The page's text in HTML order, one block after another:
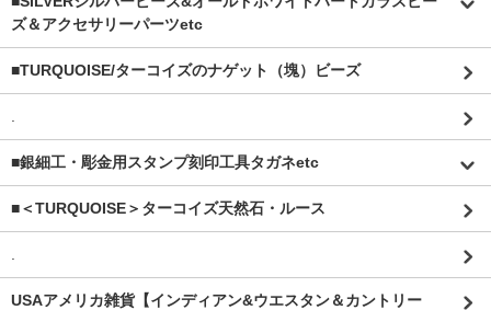
ズ＆アクセサリーパーツetc
■TURQUOISE/ターコイズのナゲット（塊）ビーズ
■銀細工・彫金用スタンプ刻印工具タガネetc
■＜TURQUOISE＞ターコイズ天然石・ルース
USAアメリカ雑貨【インディアン&ウエスタン＆カントリー